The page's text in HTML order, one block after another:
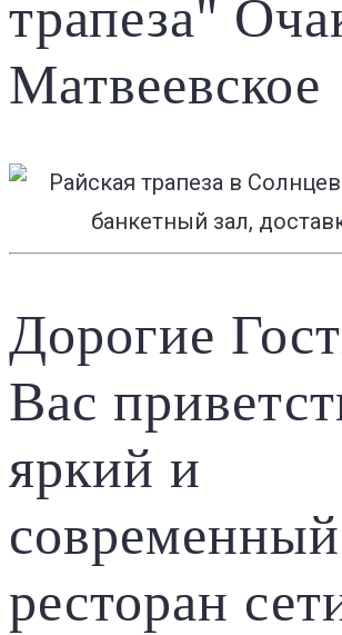
трапеза"
Матвеевское
Дорогие
Вас
яркий и
современный
ресторан